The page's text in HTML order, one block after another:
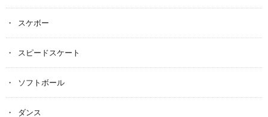
スケボー
スピードスケート
ソフトボール
ダンス